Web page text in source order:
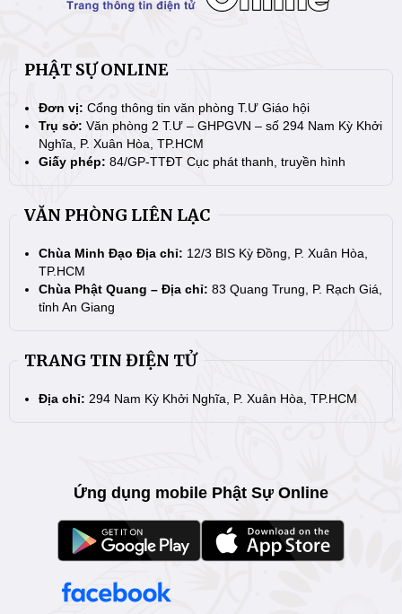
PHẬT SỰ ONLINE
Đơn vị: Cổng thông tin văn phòng T.Ư Giáo hội
Trụ sở: Văn phòng 2 T.Ư – GHPGVN – số 294 Nam Kỳ Khởi
Nghĩa, P. Xuân Hòa, TP.HCM
Giấy phép: 84/GP-TTĐT Cục phát thanh, truyền hình
VĂN PHÒNG LIÊN LẠC
Chùa Minh Đạo Địa chỉ: 12/3 BIS Kỳ Đồng, P. Xuân Hòa,
TP.HCM
Chùa Phật Quang – Địa chỉ: 83 Quang Trung, P. Rạch Giá,
tỉnh An Giang
TRANG TIN ĐIỆN TỬ
Địa chỉ: 294 Nam Kỳ Khởi Nghĩa, P. Xuân Hòa, TP.HCM
Ứng dụng mobile Phật Sự Online